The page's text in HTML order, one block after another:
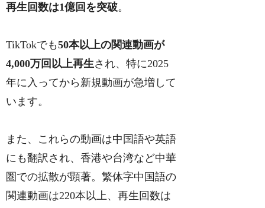
再生回数は1億回を突破。
TikTokでも50本以上の関連動画が
4,000万回以上再生され、特に2025
年に入ってから新規動画が急増して
います。
また、これらの動画は中国語や英語
にも翻訳され、香港や台湾など中華
圏での拡散が顕著。繁体字中国語の
関連動画は220本以上、再生回数は